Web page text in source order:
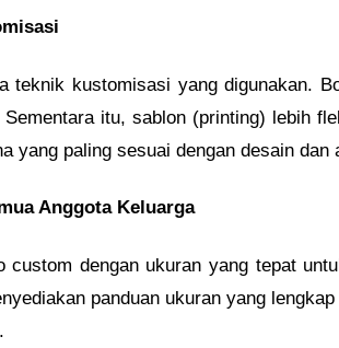
teknik kustomisasi yang digunakan.
itu, sablon (printing) lebih
yang paling sesuai dengan desain dan
Anggota Keluarga
custom dengan ukuran yang tepat
panduan ukuran yang